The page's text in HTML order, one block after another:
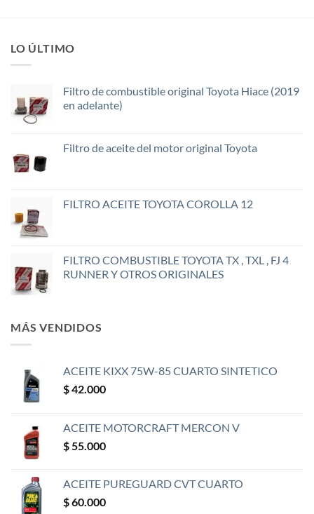
LO ÚLTIMO
Filtro de combustible original Toyota Hiace (2019
en adelante)
Filtro de aceite del motor original Toyota
FILTRO ACEITE TOYOTA COROLLA 12
FILTRO COMBUSTIBLE TOYOTA TX , TXL , FJ 4
RUNNER Y OTROS ORIGINALES
MÁS VENDIDOS
ACEITE KIXX 75W-85 CUARTO SINTETICO
$42.000
ACEITE MOTORCRAFT MERCON V
$55.000
ACEITE PUREGUARD CVT CUARTO
$60.000